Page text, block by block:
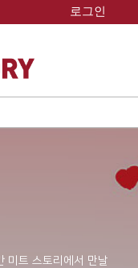
로그인
미트 스토리에서 만날